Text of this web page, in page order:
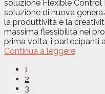
soluzione Flexible Control
soluzione di nuova
la produttività e la
massima flessibilità nei
prima volta, i partecipanti
Continua a leggere
1
2
3